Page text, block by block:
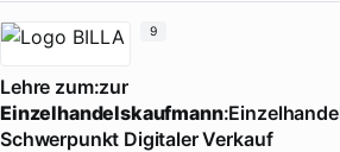
Lehre zum:zur
Einzelhandelskaufmann
Schwerpunkt Digitaler Verkauf
9